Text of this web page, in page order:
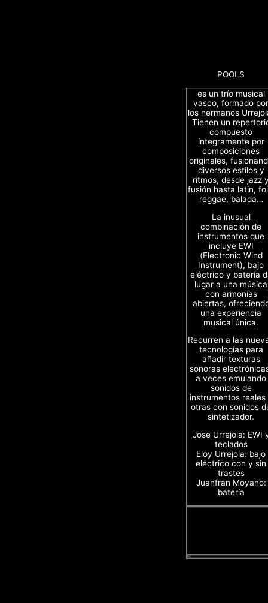
POOLS
es un trío musical
vasco, formado por
los hermanos
Tienen un
compuesto
íntegramente por
composiciones
originales,
diversos estilos y
ritmos, desde jazz
fusión hasta latin,
reggae, balada…
La inusual
combinación de
instrumentos que
incluye EWI
(Electronic Wind
Instrument), bajo
eléctrico y batería
lugar a una música
con armonías
abiertas,
una experiencia
musical única.
Recurren a las
tecnologías para
añadir texturas
sonoras
a veces emulando
sonidos de
instrumentos reales
otras con sonidos
sintetizador.
Jose Urrejola: EWI
teclados
Eloy Urrejola: bajo
eléctrico con y sin
trastes
Juanfran Moyano:
batería